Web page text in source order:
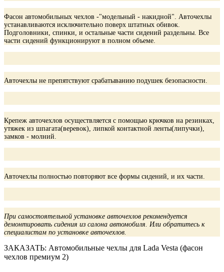
Фасон автомобильных чехлов -"модельный - накидной". Авточехлы
устанавливаются исключительно поверх штатных обивок.
Подголовники, спинки, и остальные части сидений раздельны. Все
части сидений функционируют в полном объеме.
Авточехлы не препятствуют срабатыванию подушек безопасности.
Крепеж авточехлов осуществляется с помощью крючков на резинках,
утяжек из шпагата(веревок), липкой контактной ленты(липучки),
замков - молний.
Авточехлы полностью повторяют все формы сидений, и их части.
При самостоятельной установке авточехлов рекомендуется
демонтировать сидения из салона автомобиля. Или обратитесь к
специалистам по установке авточехлов.
ЗАКАЗАТЬ: Автомобильные чехлы для Lada Vesta (фасон
чехлов премиум 2)